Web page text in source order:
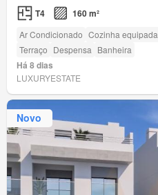
T4 160 m²
Ar Condicionado Cozinha equipada
Terraço Despensa Banheira
Há 8 dias
LUXURYESTATE
Novo